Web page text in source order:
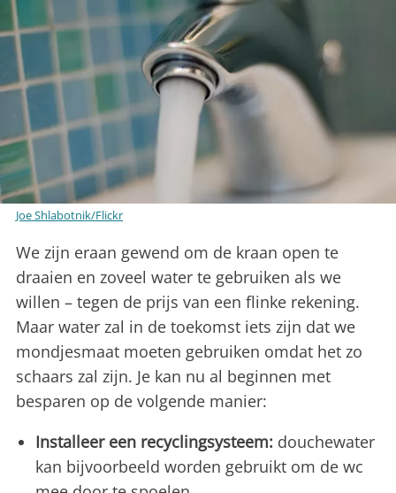
Joe Shlabotnik/Flickr
We zijn eraan gewend om de kraan open te
draaien en zoveel water te gebruiken als we
willen – tegen de prijs van een flinke rekening.
Maar water zal in de toekomst iets zijn dat we
mondjesmaat moeten gebruiken omdat het zo
schaars zal zijn. Je kan nu al beginnen met
besparen op de volgende manier:
Installeer een recyclingsysteem: douchewater
kan bijvoorbeeld worden gebruikt om de wc